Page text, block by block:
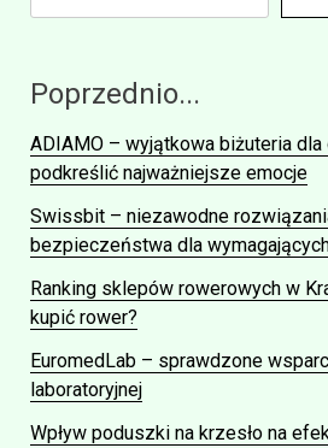
Poprzednio...
ADIAMO – wyjątkowa biżuteria
podkreślić najważniejsze emocje
Swissbit – niezawodne
bezpieczeństwa dla
Ranking sklepów rowerowych w
kupić rower?
EuromedLab – sprawdzone
laboratoryjnej
Wpływ poduszki na krzesło na